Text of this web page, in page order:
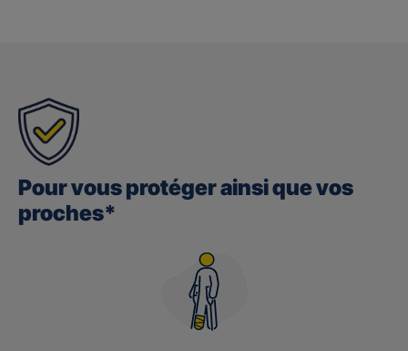
Pour vous protéger ainsi que vos
proches*